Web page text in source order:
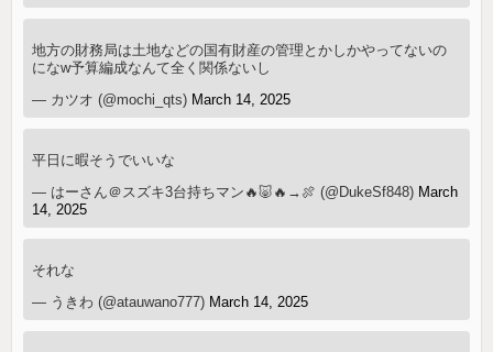
地方の財務局は土地などの国有財産の管理とかしかやってないの
になw予算編成なんて全く関係ないし
— カツオ (@mochi_qts) March 14, 2025
平日に暇そうでいいな
— はーさん＠スズキ3台持ちマン🔥🐷🔥→🍖 (@DukeSf848) March
14, 2025
それな
— うきわ (@atauwano777) March 14, 2025